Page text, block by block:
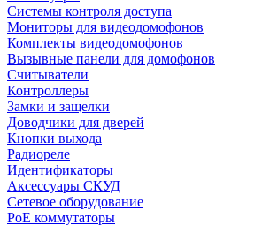
Системы контроля доступа
Мониторы для видеодомофонов
Комплекты видеодомофонов
Вызывные панели для домофонов
Считыватели
Контроллеры
Замки и защелки
Доводчики для дверей
Кнопки выхода
Радиореле
Идентификаторы
Аксессуары СКУД
Сетевое оборудование
PoE коммутаторы